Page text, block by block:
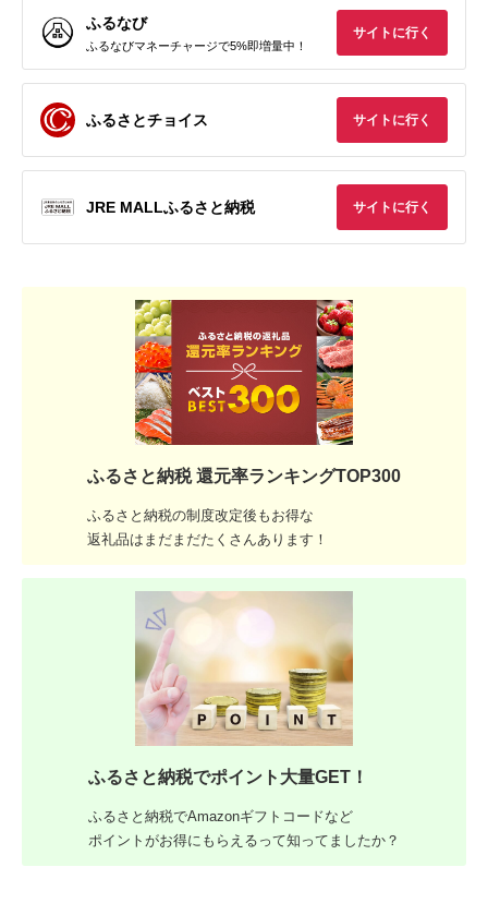
ふるなび
ふるなびマネーチャージで5%即増量中！
サイトに行く
ふるさとチョイス サイトに行く
JRE MALLふるさと納税 サイトに行く
ふるさと納税 還元率ランキングTOP300
ふるさと納税の制度改定後もお得な
返礼品はまだまだたくさんあります！
ふるさと納税でポイント大量GET！
ふるさと納税でAmazonギフトコードなど
ポイントがお得にもらえるって知ってましたか？